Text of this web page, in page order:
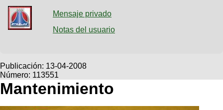
Galeria
XC
Viajes
Descenso
SUBÃ
tu
Buscar
Ultimos
Fotos
BicicleterÃ­
as
Bicicletas
Tandem
Videos
Cicloturismo
Mensaje privado
Notas del usuario
Publicación: 13-04-2008
Número: 113551
Mantenimiento